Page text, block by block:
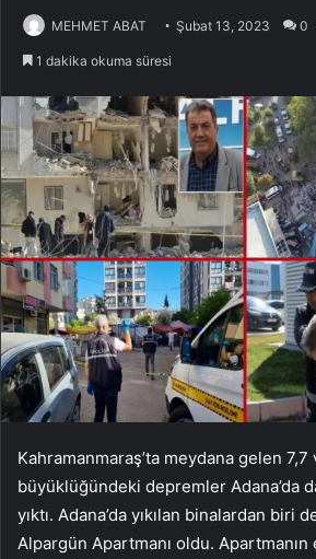
MEHMET ABAT Şubat 13, 2023 0
1 dakika okuma süresi
Kahramanmaraş’ta meydana gelen 7,7
büyüklüğündeki depremler Adana’da
yıktı. Adana’da yıkılan binalardan biri
Alpargün Apartmanı oldu. Apartmanın